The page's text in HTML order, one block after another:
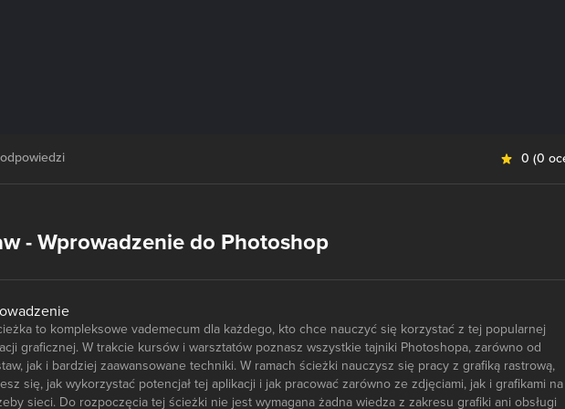
0 (0
- Wprowadzenie do Photoshop
to kompleksowe vademecum dla każdego, kto chce nauczyć się korzystać z tej popularnej
graficznej. W trakcie kursów i warsztatów poznasz wszystkie tajniki Photoshopa, zarówno od
jak i bardziej zaawansowane techniki. W ramach ścieżki nauczysz się pracy z grafiką rastrową,
się, jak wykorzystać potencjał tej aplikacji i jak pracować zarówno ze zdjęciami, jak i grafikami na
sieci. Do rozpoczęcia tej ścieżki nie jest wymagana żadna wiedza z zakresu grafiki ani obsługi